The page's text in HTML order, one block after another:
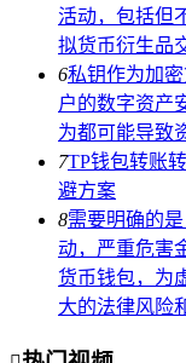
活动，包括但
拟货币衍生品
6私钥作为加
户的数字资产
为都可能导致
7TP钱包转账
避方案
8需要明确的
动，严重危害
货币钱包，为
大的法律风险